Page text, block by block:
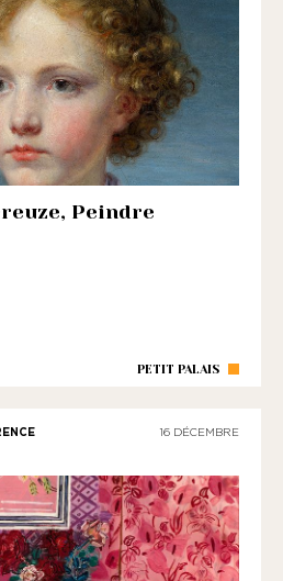
Peindre
PETIT PALAIS
16 DÉCEMBRE